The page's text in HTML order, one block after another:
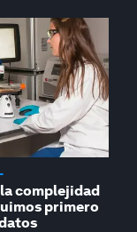
complejidad
primero